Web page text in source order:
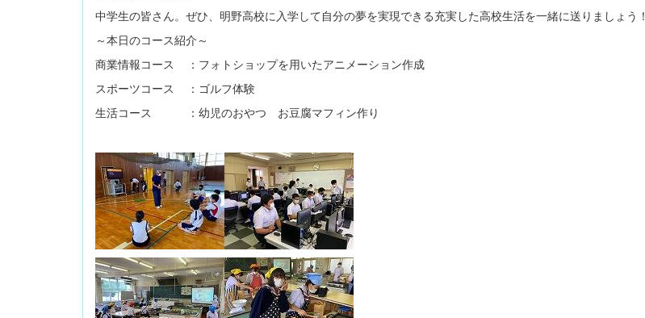
中学生の皆さん。ぜひ、明野高校に入学して自分の夢を実現できる充実した高校生活を一緒に送りましょう！
～本日のコース紹介～
商業情報コース ：フォトショップを用いたアニメーション作成
スポーツコース ：ゴルフ体験
生活コース ：幼児のおやつ お豆腐マフィン作り